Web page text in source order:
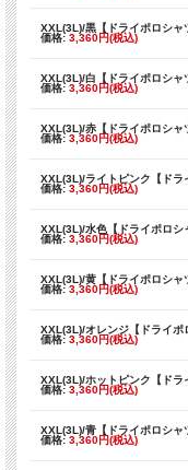
XXL(3L)/黒【ドライポロシャ
価格: 3,360円(税込)
XXL(3L)/白【ドライポロシャ
価格: 3,360円(税込)
XXL(3L)/赤【ドライポロシャ
価格: 3,360円(税込)
XXL(3L)/ライトピンク【ドラ
価格: 3,360円(税込)
XXL(3L)/水色【ドライポロシ
価格: 3,360円(税込)
XXL(3L)/黄【ドライポロシャ
価格: 3,360円(税込)
XXL(3L)/オレンジ【ドライポ
価格: 3,360円(税込)
XXL(3L)/ホットピンク【ドラ
価格: 3,360円(税込)
XXL(3L)/青【ドライポロシャ
価格: 3,360円(税込)